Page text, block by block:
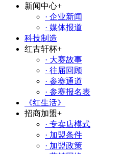
新闻中心+
· 企业新闻
· 媒体报道
科技制造
红古轩杯+
· 大赛故事
· 往届回顾
· 参赛通道
· 参赛报名表
《红生活》
招商加盟+
· 专卖店模式
· 加盟条件
· 加盟政策